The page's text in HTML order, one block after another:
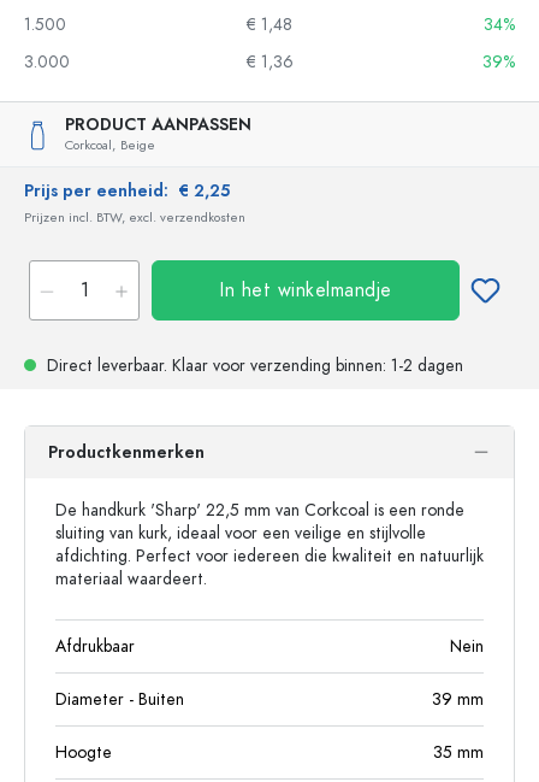
1.500
€ 1,48
34%
3.000
€ 1,36 39%
PRODUCT AANPASSEN
Corkcoal, Beige
Prijs per eenheid: € 2,25
Prijzen incl. BTW, excl. verzendkosten
In het winkelmandje
Direct leverbaar. Klaar voor verzending binnen: 1-2 dagen
Productkenmerken
De handkurk 'Sharp' 22,5 mm van Corkcoal is een ronde
sluiting van kurk, ideaal voor een veilige en stijlvolle
afdichting. Perfect voor iedereen die kwaliteit en natuurlijk
materiaal waardeert.
Afdrukbaar Nein
Diameter - Buiten 39 mm
Hoogte 35 mm